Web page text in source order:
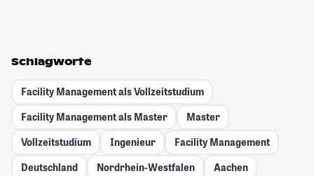
Schlagworte
Facility Management als Vollzeitstudium
Facility Management als Master
Master
Vollzeitstudium
Ingenieur
Facility Management
Deutschland
Nordrhein-Westfalen Aachen